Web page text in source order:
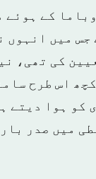
اوباما کے
میں انہوں
کی تھی،
اس طرح
کو ہوا دیتے
میں صدر